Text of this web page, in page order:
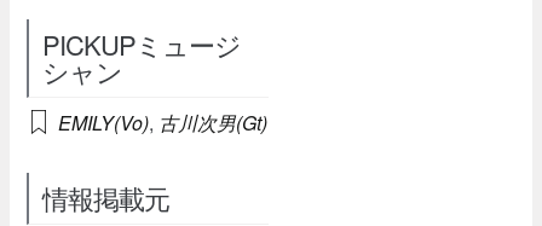
PICKUPミュージ
シャン
EMILY(Vo), 古川次男(Gt)
情報掲載元